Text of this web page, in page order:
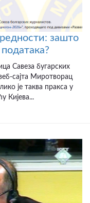
зашто
Савеза бугарских
сајта Миротворац
је таква пракса у
Кијева...